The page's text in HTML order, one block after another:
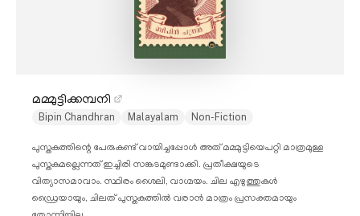
മമ്മുട്ടിക്കമ്പനി
Bipin Chandhran Malayalam Non-Fiction
പുസ്തകത്തിന്റെ പേരുകണ്ട് വായിച്ചപ്പോൾ അത് മമ്മുട്ടിയെപറ്റി മാത്രമുള്ള
പുസ്തകമല്ലെന്നത് ഇച്ചിരി സങ്കടമുണ്ടാക്കി. പ്രതീക്ഷയുടെ
വിത്യാസമാവാം. സ്ഥിരം ശൈലി, വാഗ്മയം. ചില എഴുത്തുകൾ
ഡ്രൈയായും, ചിലത് പുസ്തകത്തിൽ വരാൻ മാത്രം പ്രസക്തമായും